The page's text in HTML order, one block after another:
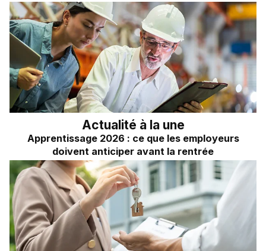
Actualité à la une
Apprentissage 2026 : ce que les employeurs
doivent anticiper avant la rentrée